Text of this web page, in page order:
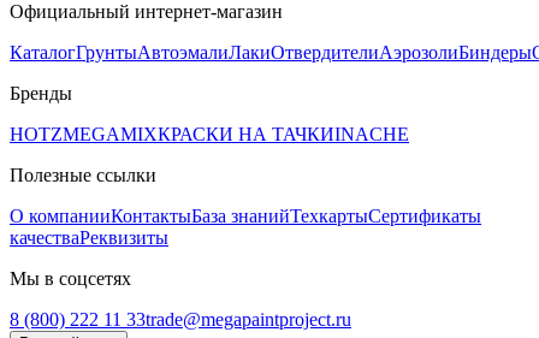
Официальный интернет-магазин
КаталогГрунтыАвтоэмалиЛакиОтвердителиАэрозолиБиндеры
Бренды
HOTZMEGAMIXКРАСКИ НА ТАЧКИINACHE
Полезные ссылки
О компанииКонтактыБаза знанийТехкартыСертификаты
качестваРеквизиты
Мы в соцсетях
8 (800) 222 11 33trade@megapaintproject.ru